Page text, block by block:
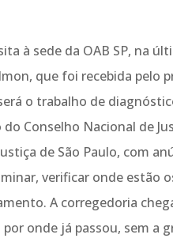
à sede da OAB SP, na
que foi recebida pelo
o trabalho de
Conselho Nacional de
de São Paulo, com
verificar onde estão
A corregedoria
onde já passou, sem a